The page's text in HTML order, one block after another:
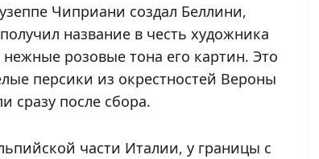
Чиприани создал Беллини,
название в честь художника
розовые тона его картин. Это
персики из окрестностей Вероны
сразу после сбора.
части Италии, у границы с